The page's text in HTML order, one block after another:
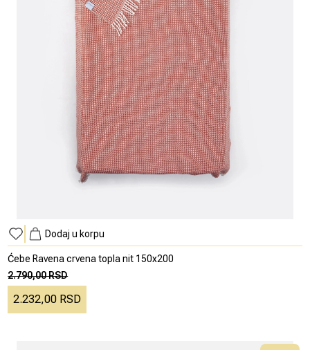
Dodaj u korpu
Ćebe Ravena crvena topla nit 150x200
2.790,00 RSD
2.232,00 RSD